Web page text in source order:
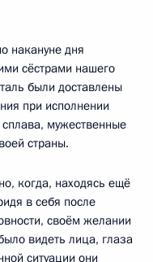
накануне дня
сёстрами нашего
были доставлены
при исполнении
мужественные
страны.
когда, находясь ещё
в себя после
своём желании
видеть лица, глаза
ситуации они